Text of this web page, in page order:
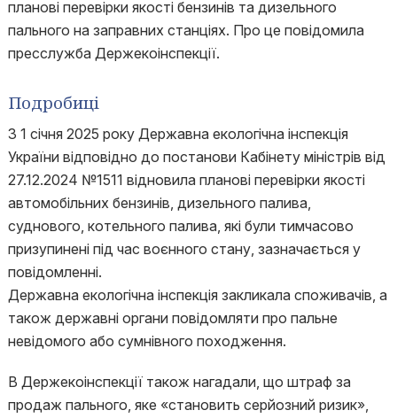
планові перевірки якості бензинів та дизельного
пального на заправних станціях. Про це повідомила
пресслужба Держекоінспекції.
Подробиці
З 1 січня 2025 року Державна екологічна інспекція
України відповідно до постанови Кабінету міністрів від
27.12.2024 №1511 відновила планові перевірки якості
автомобільних бензинів, дизельного палива,
суднового, котельного палива, які були тимчасово
призупинені під час воєнного стану, зазначається у
повідомленні.
Державна екологічна інспекція закликала споживачів, а
також державні органи повідомляти про пальне
невідомого або сумнівного походження.
В Держекоінспекції також нагадали, що штраф за
продаж пального, яке «становить серйозний ризик»,